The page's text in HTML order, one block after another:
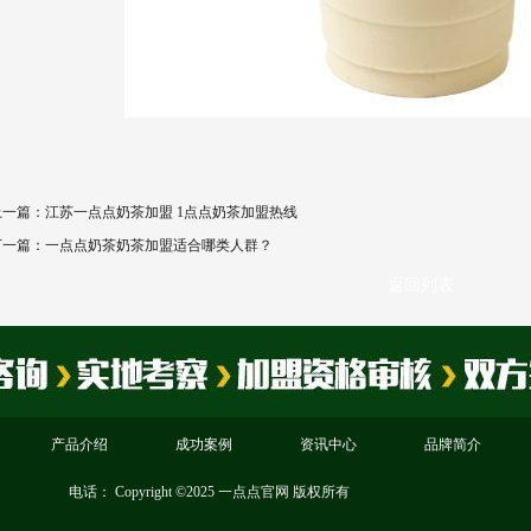
篇：江苏一点点奶茶加盟 1点点奶茶加盟热线
篇：一点点奶茶奶茶加盟适合哪类人群？
产品介绍 成功案例 资讯中心 品牌简介
电话： Copyright ©2025 一点点官网 版权所有